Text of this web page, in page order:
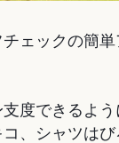
ェックの簡
度できるよう
、シャツは